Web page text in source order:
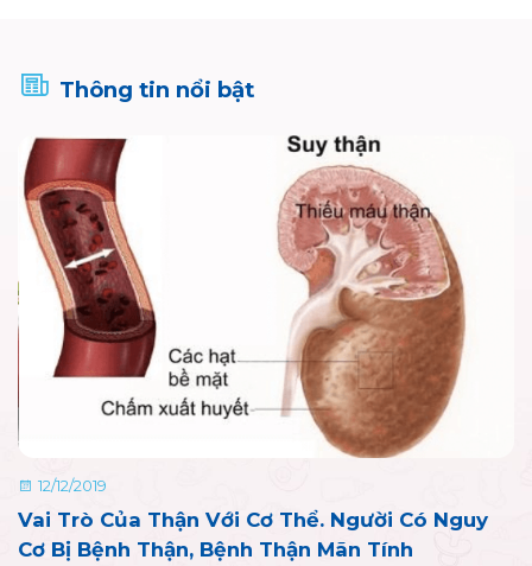
Thông tin nổi bật
12/12/2019
Vai Trò Của Thận Với Cơ Thể. Người Có Nguy
Cơ Bị Bệnh Thận, Bệnh Thận Mãn Tính